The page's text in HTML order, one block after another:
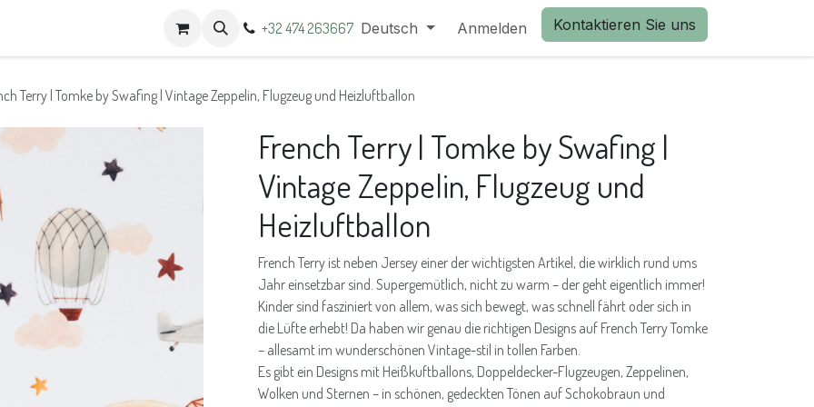
+32 474 263667 Deutsch Anmelden Kontaktieren Sie uns
Terry | Tomke by Swafing | Vintage Zeppelin, Flugzeug und Heizluftballon
French Terry | Tomke by Swafing |
Vintage Zeppelin, Flugzeug und
Heizluftballon
French Terry ist neben Jersey einer der wichtigsten Artikel, die wirklich rund ums
Jahr einsetzbar sind. Supergemütlich, nicht zu warm – der geht eigentlich immer!
Kinder sind fasziniert von allem, was sich bewegt, was schnell fährt oder sich in
die Lüfte erhebt! Da haben wir genau die richtigen Designs auf French Terry Tomke
– allesamt im wunderschönen Vintage-stil in tollen Farben.
Es gibt ein Designs mit Heißkuftballons, Doppeldecker-Flugzeugen, Zeppelinen,
Wolken und Sternen – in schönen, gedeckten Tönen auf Schokobraun und